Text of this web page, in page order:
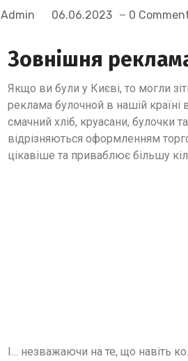
Admin 06.06.2023 0
Зовнішня
Якщо ви були у Києві, то могли
реклама булочной в нашій країні
смачний хліб, круасани, булочки
відрізняються оформленням
цікавіше та приваблює більшу
І… незважаючи на те, що навіть